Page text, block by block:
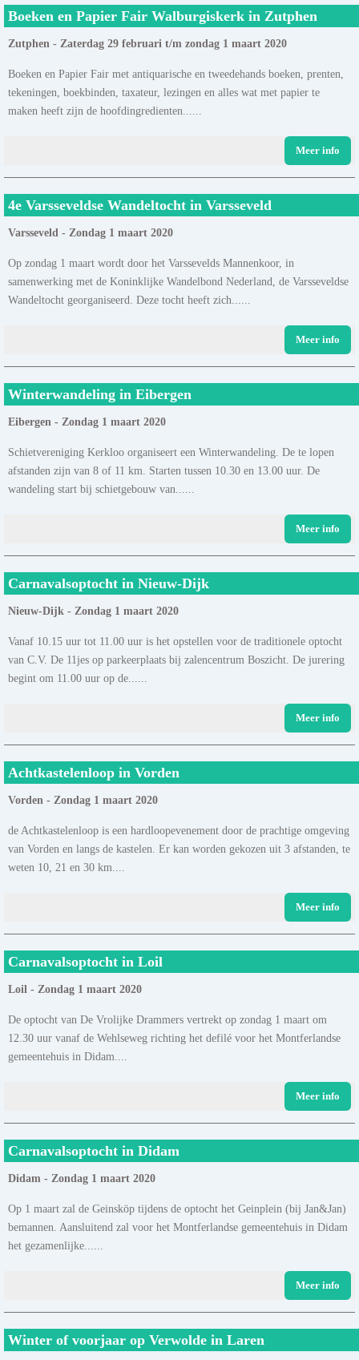
Boeken en Papier Fair Walburgiskerk in Zutphen
Zutphen - Zaterdag 29 februari t/m zondag 1 maart 2020
Boeken en Papier Fair met antiquarische en tweedehands boeken, prenten,
tekeningen, boekbinden, taxateur, lezingen en alles wat met papier te
maken heeft zijn de hoofdingredienten......
Meer info
4e Varsseveldse Wandeltocht in Varsseveld
Varsseveld - Zondag 1 maart 2020
Op zondag 1 maart wordt door het Varssevelds Mannenkoor, in
samenwerking met de Koninklijke Wandelbond Nederland, de Varsseveldse
Wandeltocht georganiseerd. Deze tocht heeft zich......
Meer info
Winterwandeling in Eibergen
Eibergen - Zondag 1 maart 2020
Schietvereniging Kerkloo organiseert een Winterwandeling. De te lopen
afstanden zijn van 8 of 11 km. Starten tussen 10.30 en 13.00 uur. De
wandeling start bij schietgebouw van......
Meer info
Carnavalsoptocht in Nieuw-Dijk
Nieuw-Dijk - Zondag 1 maart 2020
Vanaf 10.15 uur tot 11.00 uur is het opstellen voor de traditionele optocht
van C.V. De 11jes op parkeerplaats bij zalencentrum Boszicht. De jurering
begint om 11.00 uur op de......
Meer info
Achtkastelenloop in Vorden
Vorden - Zondag 1 maart 2020
de Achtkastelenloop is een hardloopevenement door de prachtige omgeving
van Vorden en langs de kastelen. Er kan worden gekozen uit 3 afstanden, te
weten 10, 21 en 30 km....
Meer info
Carnavalsoptocht in Loil
Loil - Zondag 1 maart 2020
De optocht van De Vrolijke Drammers vertrekt op zondag 1 maart om
12.30 uur vanaf de Wehlseweg richting het defilé voor het Montferlandse
gemeentehuis in Didam....
Meer info
Carnavalsoptocht in Didam
Didam - Zondag 1 maart 2020
Op 1 maart zal de Geinsköp tijdens de optocht het Geinplein (bij Jan&Jan)
bemannen. Aansluitend zal voor het Montferlandse gemeentehuis in Didam
het gezamenlijke......
Meer info
Winter of voorjaar op Verwolde in Laren